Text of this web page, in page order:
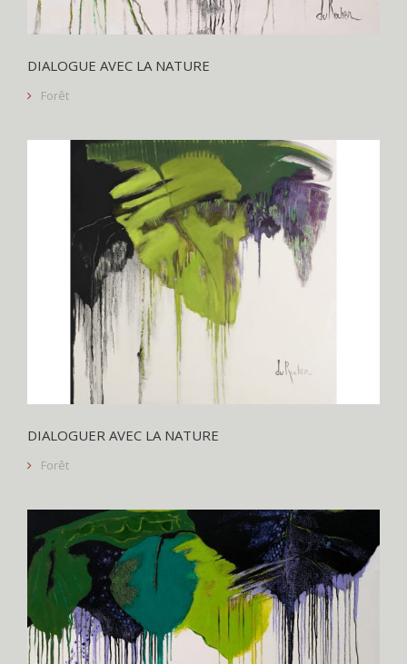
DIALOGUE AVEC LA NATURE
Forêt
DIALOGUER AVEC LA NATURE
Forêt